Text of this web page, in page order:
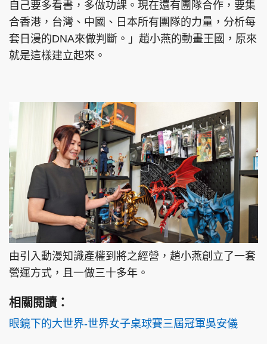
自己要多看書，多做功課。現在還有團隊合作，要集
合香港，台灣、中國、日本所有團隊的力量，分析每
套日漫的DNA來做判斷。」趙小燕的動畫王國，原來
就是這樣建立起來。
由引入動漫知識產權到將之經營，趙小燕創立了一套
營運方式，且一做三十多年。
相關閱讀：
眼鏡下的大世界-世界女子桌球賽三屆冠軍吳安儀